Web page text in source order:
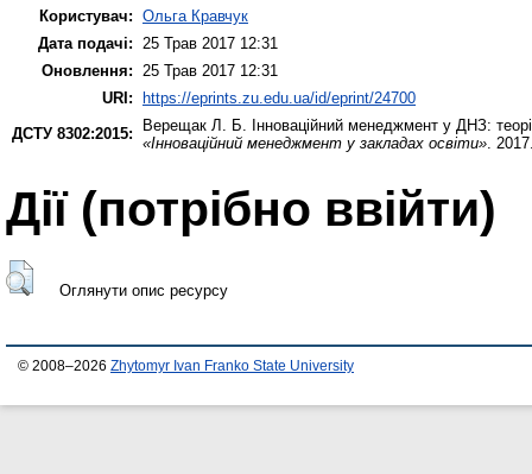
Користувач: Ольга Кравчук
Дата подачі: 25 Трав 2017 12:31
Оновлення: 25 Трав 2017 12:31
URI:
https://eprints.zu.edu.ua/id/eprint/24700
ДСТУ 8302:2015:
Верещак Л. Б. Інноваційний менеджмент у ДНЗ:
«Інноваційний менеджмент у закладах освіти».
Дії ​​(потрібно ввійти)
Оглянути опис ресурсу
© 2008–2026 Zhytomyr Ivan Franko State University